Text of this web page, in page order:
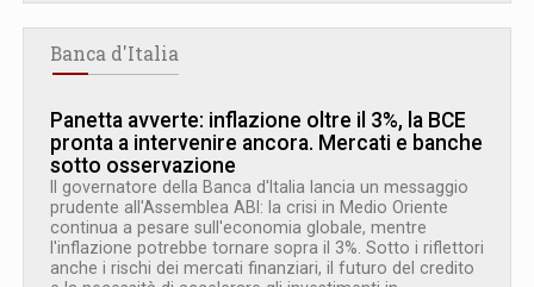
Banca d'Italia
Panetta avverte: inflazione oltre il 3%, la BCE
pronta a intervenire ancora. Mercati e banche
sotto osservazione
Il governatore della Banca d'Italia lancia un messaggio
prudente all'Assemblea ABI: la crisi in Medio Oriente
continua a pesare sull'economia globale, mentre
l'inflazione potrebbe tornare sopra il 3%. Sotto i riflettori
anche i rischi dei mercati finanziari, il futuro del credito